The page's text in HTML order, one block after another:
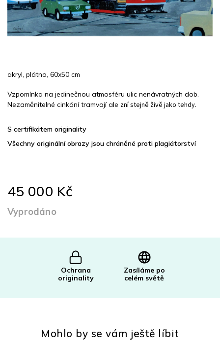
S certifikátem originality
Všechny originální obrazy jsou chráněné proti plagiátorství
45 000 Kč
Vyprodáno
akryl, plátno, 60x50 cm
Vzpomínka na jedinečnou atmosféru ulic nenávratných dob.
Nezaměnitelné cinkání tramvají ale zní stejně živě jako tehdy.
Mohlo by se vám ještě líbit
Ochrana
originality
Zasíláme po
celém světě